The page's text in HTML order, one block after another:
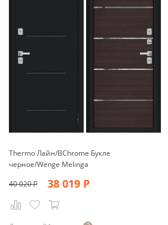
Thermo Лайн/BChrome Букле
черное/Wenge Melinga
40 020Р 38 019 Р